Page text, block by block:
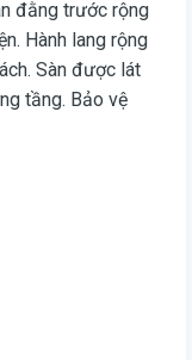
đằng trước rộng
Hành lang rộng
Sàn được lát
tầng. Bảo vệ